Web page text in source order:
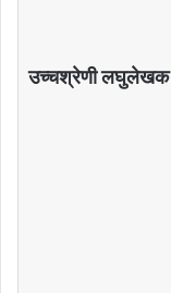
उच्चश्रेणी लघुलेखक